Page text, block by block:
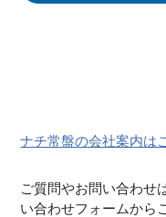
ナチ常盤の会社案内は
ご質問やお問い合わせ
い合わせフォームから